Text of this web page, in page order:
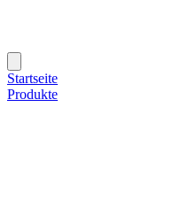
Startseite
Produkte